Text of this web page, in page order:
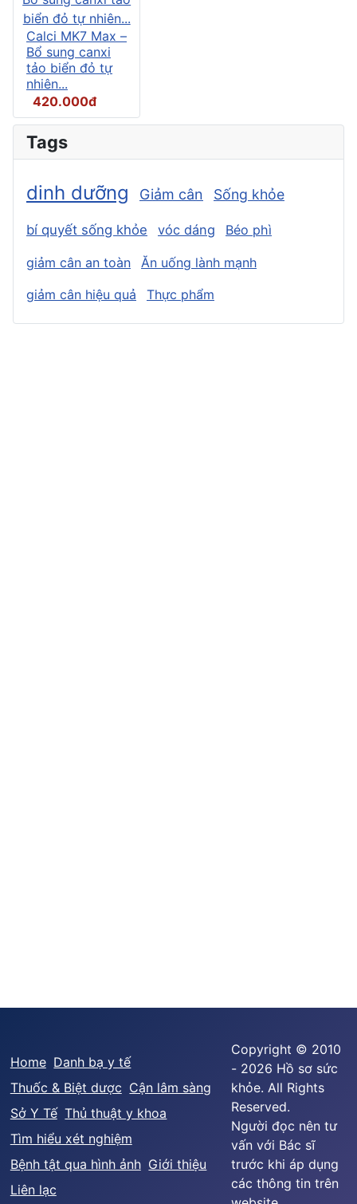
Calci MK7 Max –
Bổ sung canxi
tảo biển đỏ tự
nhiên...
420.000đ
Tags
dinh dưỡng Giảm cân Sống khỏe
bí quyết sống khỏe vóc dáng Béo phì
giảm cân an toàn
Ăn uống lành mạnh
giảm cân hiệu quả
Thực phẩm
Home Danh bạ y tế
Thuốc & Biệt dược Cận lâm sàng
Sở Y Tế Thủ thuật y khoa
Tìm hiểu xét nghiệm
Bệnh tật qua hình ảnh Giới thiệu
Liên lạc
Copyright © 2010
- 2026 Hồ sơ sức
khỏe. All Rights
Reserved.
Người đọc nên tư
vấn với Bác sĩ
trước khi áp dụng
các thông tin trên